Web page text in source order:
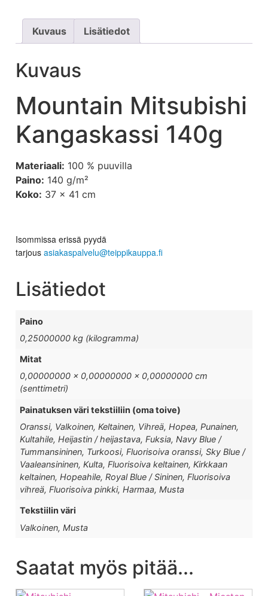
Kuvaus Lisätiedot
Kuvaus
Mountain Mitsubishi
Kangaskassi 140g
Materiaali: 100 % puuvilla
Paino: 140 g/m²
Koko: 37 x 41 cm
Isommissa erissä pyydä
tarjous asiakaspalvelu@teippikauppa.fi
Lisätiedot
Paino
0,25000000 kg (kilogramma)
Mitat
0,00000000 × 0,00000000 × 0,00000000 cm
(senttimetri)
Painatuksen väri tekstiiliin (oma toive)
Oranssi, Valkoinen, Keltainen, Vihreä, Hopea, Punainen,
Kultahile, Heijastin / heijastava, Fuksia, Navy Blue /
Tummansininen, Turkoosi, Fluorisoiva oranssi, Sky Blue /
Vaaleansininen, Kulta, Fluorisoiva keltainen, Kirkkaan
keltainen, Hopeahile, Royal Blue / Sininen, Fluorisoiva
vihreä, Fluorisoiva pinkki, Harmaa, Musta
Tekstiilin väri
Valkoinen, Musta
Saatat myös pitää...